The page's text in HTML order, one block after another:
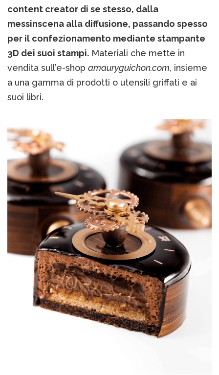
content creator di se stesso, dalla
messinscena alla diffusione, passando spesso
per il confezionamento mediante stampante
3D dei suoi stampi. Materiali che mette in
vendita sull’e-shop amauryguichon.com, insieme
a una gamma di prodotti o utensili griffati e ai
suoi libri.